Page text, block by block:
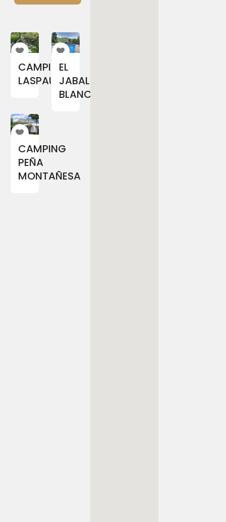
CAMPING
LASPAULES
EL
JABALI
BLANCO
CAMPING
PEÑA
MONTAÑESA